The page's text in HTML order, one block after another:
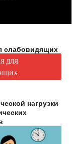
слабовидящих
ДЛЯ
нагрузки